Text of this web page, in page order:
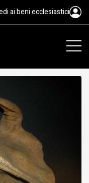
ai beni ecclesiastici